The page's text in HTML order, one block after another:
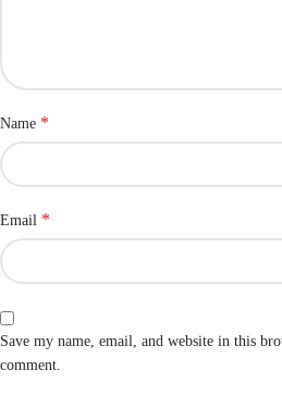
Name *
Email *
Save my name, email, and website in this
comment.